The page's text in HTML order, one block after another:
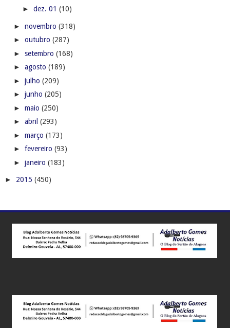
► dez. 01 (10)
► novembro (318)
► outubro (287)
► setembro (168)
► agosto (189)
► julho (209)
► junho (205)
► maio (250)
► abril (293)
► março (173)
► fevereiro (93)
► janeiro (183)
► 2015 (450)